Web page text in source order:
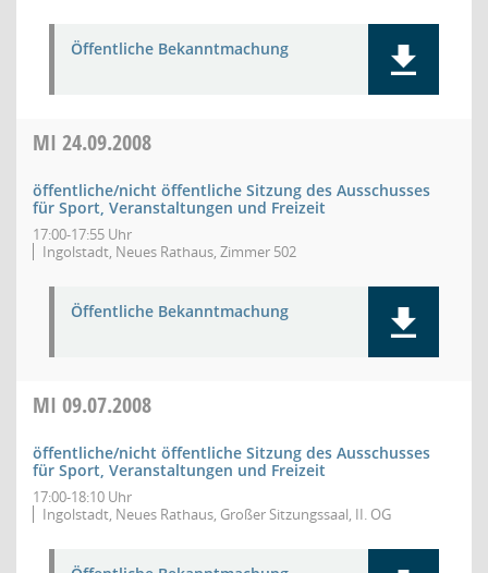
Öffentliche Bekanntmachung
MI 24.09.2008
öffentliche/nicht öffentliche Sitzung des Ausschusses
für Sport, Veranstaltungen und Freizeit
17:00-17:55 Uhr
Ingolstadt, Neues Rathaus, Zimmer 502
Öffentliche Bekanntmachung
MI 09.07.2008
öffentliche/nicht öffentliche Sitzung des Ausschusses
für Sport, Veranstaltungen und Freizeit
17:00-18:10 Uhr
Ingolstadt, Neues Rathaus, Großer Sitzungssaal, II. OG